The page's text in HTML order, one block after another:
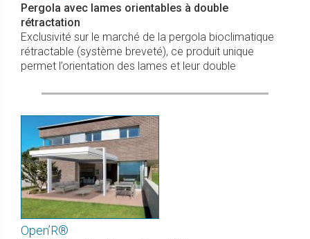
Pergola avec lames orientables à double
rétractation
Exclusivité sur le marché de la pergola bioclimatique
rétractable (système breveté), ce produit unique
permet l’orientation des lames et leur double
Open’R®